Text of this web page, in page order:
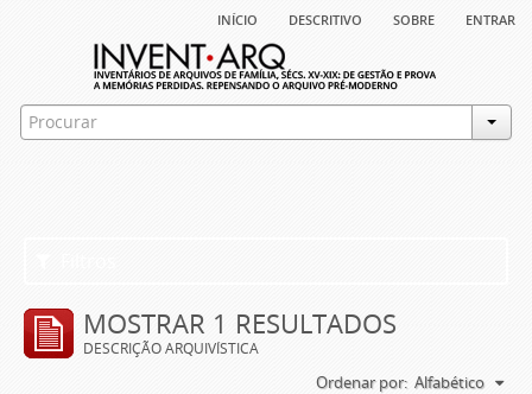
início descritivo sobre entrar
MOSTRAR 1 RESULTADOS
DESCRIÇÃO ARQUIVÍSTICA
Ordenar por: Alfabético